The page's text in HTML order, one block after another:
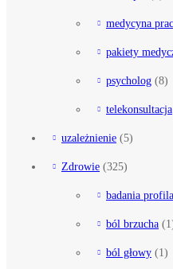
medycyna
pakiety
psycholog (8)
telekonsultacja
uzależnienie (5)
Zdrowie (325)
badania
ból brzucha
ból głowy (1)